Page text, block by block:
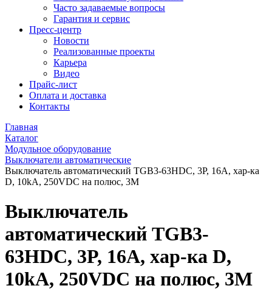
Часто задаваемые вопросы
Гарантия и сервис
Пресс-центр
Новости
Реализованные проекты
Карьера
Видео
Прайс-лист
Оплата и доставка
Контакты
Главная
Каталог
Модульное оборудование
Выключатели автоматические
Выключатель автоматический TGB3-63HDC, 3P, 16A, хар-ка
D, 10kA, 250VDC на полюс, 3M
Выключатель
автоматический TGB3-
63HDC, 3P, 16A, хар-ка D,
10kA, 250VDC на полюс, 3M